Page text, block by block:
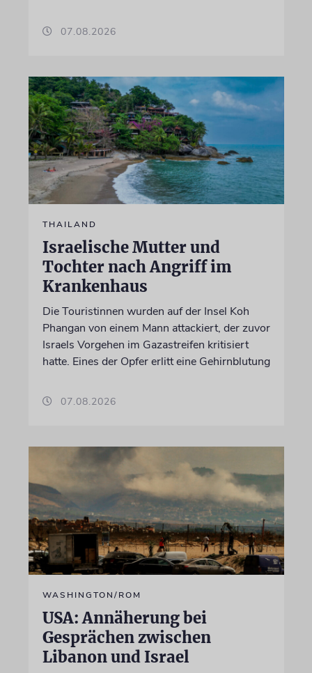
07.08.2026
THAILAND
Israelische Mutter und
Tochter nach Angriff im
Krankenhaus
Die Touristinnen wurden auf der Insel Koh
Phangan von einem Mann attackiert, der zuvor
Israels Vorgehen im Gazastreifen kritisiert
hatte. Eines der Opfer erlitt eine Gehirnblutung
07.08.2026
WASHINGTON/ROM
USA: Annäherung bei
Gesprächen zwischen
Libanon und Israel